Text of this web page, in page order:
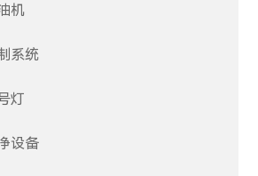
机
系统
灯
设备